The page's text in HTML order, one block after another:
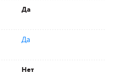
Да
Да
Нет